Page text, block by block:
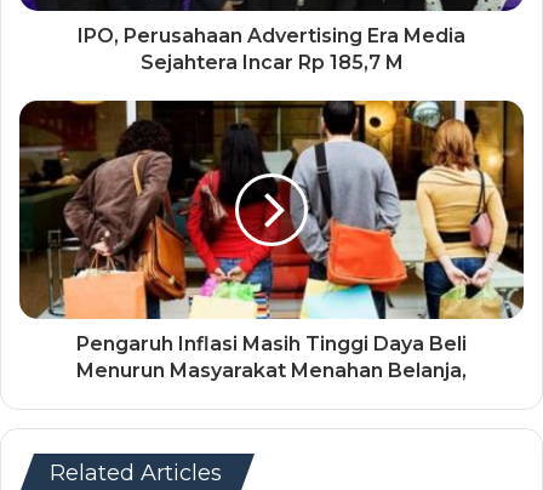
IPO, Perusahaan Advertising Era Media
Sejahtera Incar Rp 185,7 M
Pengaruh Inflasi Masih Tinggi Daya Beli
Menurun Masyarakat Menahan Belanja,
Related Articles